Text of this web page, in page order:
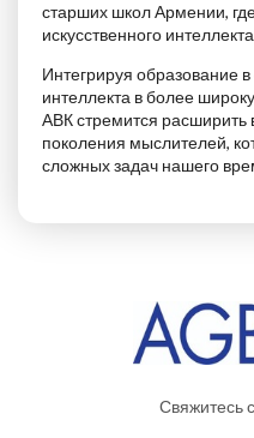
старших школ Армении,
искусственного
Интегрируя образование в
интеллекта в более
АВК стремится расширить
поколения мыслителей,
сложных задач нашего
Свяжитесь